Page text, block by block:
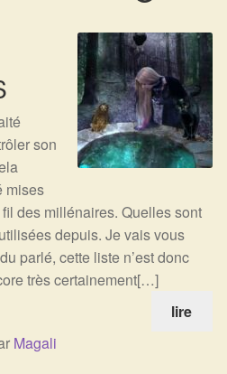
son
mises
des millénaires. Quelles sont
depuis. Je vais vous
parlé, cette liste n’est donc
très certainement[…]
lire
Magali